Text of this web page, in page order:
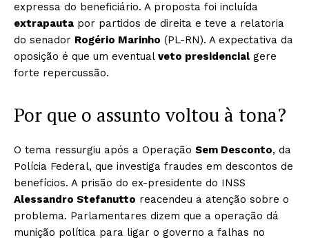
expressa do beneficiário. A proposta foi incluída
extrapauta por partidos de direita e teve a relatoria
do senador Rogério Marinho (PL-RN). A expectativa da
oposição é que um eventual veto presidencial gere
forte repercussão.
Por que o assunto voltou à tona?
O tema ressurgiu após a Operação Sem Desconto, da
Polícia Federal, que investiga fraudes em descontos de
benefícios. A prisão do ex-presidente do INSS
Alessandro Stefanutto reacendeu a atenção sobre o
problema. Parlamentares dizem que a operação dá
munição política para ligar o governo a falhas no